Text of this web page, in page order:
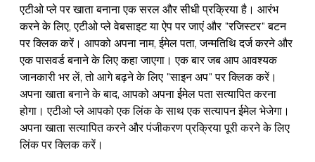
एटीओ प्ले पर खाता बनाना एक सरल और सीधी प्रक्रिया है। आरंभ
करने के लिए, एटीओ प्ले वेबसाइट या ऐप पर जाएं और "रजिस्टर" बटन
पर क्लिक करें। आपको अपना नाम, ईमेल पता, जन्मतिथि दर्ज करने और
एक पासवर्ड बनाने के लिए कहा जाएगा। एक बार जब आप आवश्यक
जानकारी भर लें, तो आगे बढ़ने के लिए "साइन अप" पर क्लिक करें।
अपना खाता बनाने के बाद, आपको अपना ईमेल पता सत्यापित करना
होगा। एटीओ प्ले आपको एक लिंक के साथ एक सत्यापन ईमेल भेजेगा।
अपना खाता सत्यापित करने और पंजीकरण प्रक्रिया पूरी करने के लिए
लिंक पर क्लिक करें।